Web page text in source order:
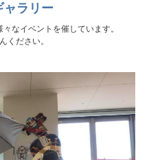
ラリー
なイベントを催しています。
ください。